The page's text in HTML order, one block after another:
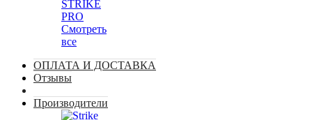
STRIKE
PRO
Смотреть
все
ОПЛАТА И ДОСТАВКА
Отзывы
Производители